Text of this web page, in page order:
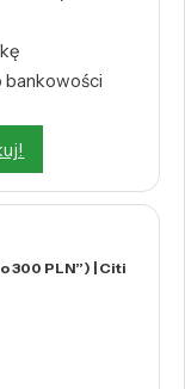
bankowości
300 PLN”) | Citi